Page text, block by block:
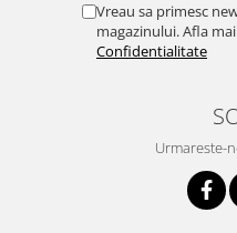
Vreau sa primesc
magazinului. Afla
Confidentialitate
Urmareste-